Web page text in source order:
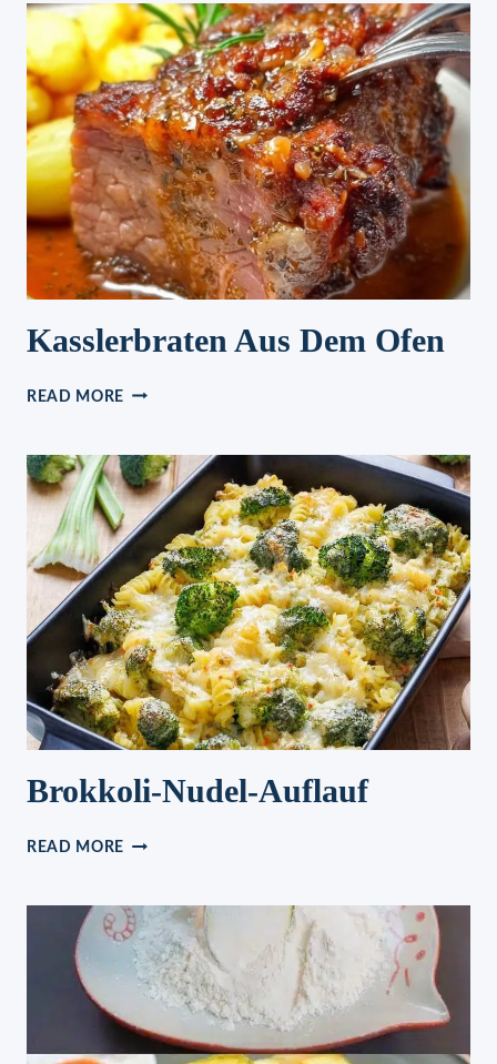
–
SALAT
Kasslerbraten Aus Dem Ofen
READ MORE KASSLERBRATEN
OFEN
Brokkoli-Nudel-Auflauf
READ MORE BROKKOLI-